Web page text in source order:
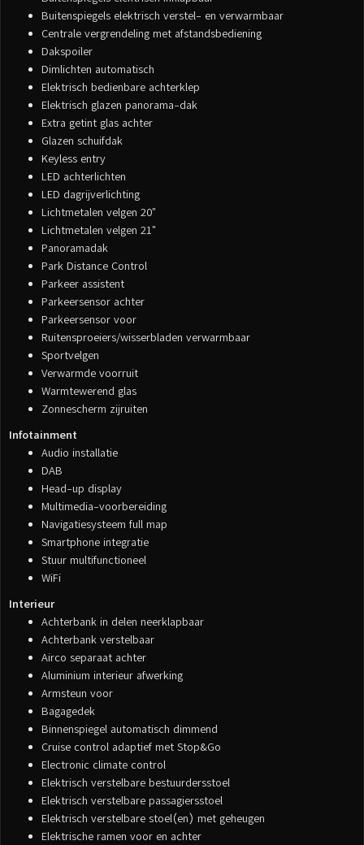
Buitenspiegels elektrisch verstel- en verwarmbaar
Centrale vergrendeling met afstandsbediening
Dakspoiler
Dimlichten automatisch
Elektrisch bedienbare achterklep
Elektrisch glazen panorama-dak
Extra getint glas achter
Glazen schuifdak
Keyless entry
LED achterlichten
LED dagrijverlichting
Lichtmetalen velgen 20"
Lichtmetalen velgen 21"
Panoramadak
Park Distance Control
Parkeer assistent
Parkeersensor achter
Parkeersensor voor
Ruitensproeiers/wisserbladen verwarmbaar
Sportvelgen
Verwarmde voorruit
Warmtewerend glas
Zonnescherm zijruiten
Infotainment
Audio installatie
DAB
Head-up display
Multimedia-voorbereiding
Navigatiesysteem full map
Smartphone integratie
Stuur multifunctioneel
WiFi
Interieur
Achterbank in delen neerklapbaar
Achterbank verstelbaar
Airco separaat achter
Aluminium interieur afwerking
Armsteun voor
Bagagedek
Binnenspiegel automatisch dimmend
Cruise control adaptief met Stop&Go
Electronic climate control
Elektrisch verstelbare bestuurdersstoel
Elektrisch verstelbare passagiersstoel
Elektrisch verstelbare stoel(en) met geheugen
Elektrische ramen voor en achter